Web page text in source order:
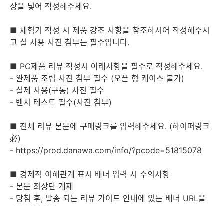
상을 넣어 작성해주세요.
■ 체험기 작성 시 제품 강조 사항을 참조하시어 작성해주시
고 실 사용 사진 첨부는 필수입니다.
■ PC제품 리뷰 작성시 아래사항을 필수로 작성해주세요.
- 완제품 조립 사진 첨부 필수 (오픈 형 케이스 불가)
- 실제 사용(구동) 사진 필수
- 벤치 테스트 필수(사진 첨부)
■ 전체 리뷰 본문에 구매링크를 입력해주세요. (하이퍼링크
必)
- https://prod.danawa.com/info/?pcode=51815078
■ 경제적 이해관계 표시 배너 입력 시 주의사항
- 본문 최상단 게재
- 당첨 후, 발송 되는 리뷰 가이드 안내에 있는 배너 URL을